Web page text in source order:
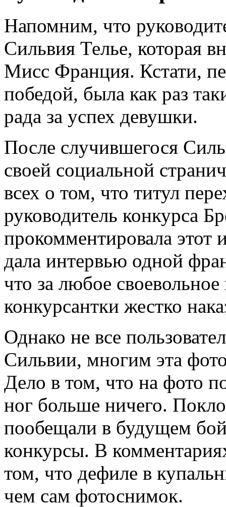
Напомним, что
Сильвия Телье, которая
Мисс Франция. Кстати,
победой, была как раз
рада за успех девушки.
После случившегося
своей социальной
всех о том, что титул
руководитель конкурса
прокомментировала этот
дала интервью одной
что за любое
конкурсантки жестко
Однако не все
Сильвии, многим эта
Дело в том, что на фото
ног больше ничего.
пообещали в будущем
конкурсы. В
том, что дефиле в
чем сам фотоснимок.